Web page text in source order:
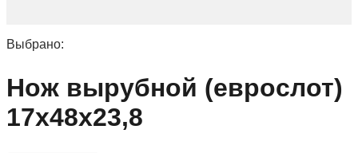
Выбрано:
Нож вырубной (еврослот)
17х48х23,8